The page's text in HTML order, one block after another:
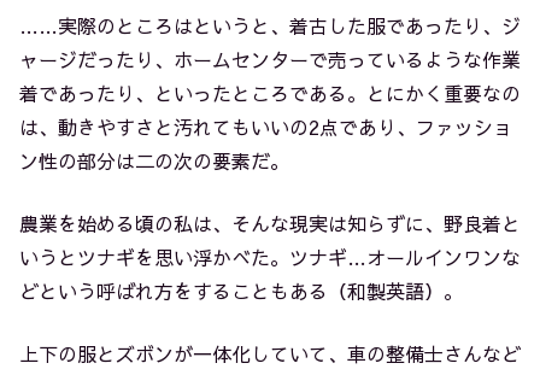
……実際のところはというと、着古した服であったり、ジ
ャージだったり、ホームセンターで売っているような作業
着であったり、といったところである。とにかく重要なの
は、動きやすさと汚れてもいいの2点であり、ファッショ
ン性の部分は二の次の要素だ。
農業を始める頃の私は、そんな現実は知らずに、野良着と
いうとツナギを思い浮かべた。ツナギ…オールインワンな
どという呼ばれ方をすることもある（和製英語）。
上下の服とズボンが一体化していて、車の整備士さんなど